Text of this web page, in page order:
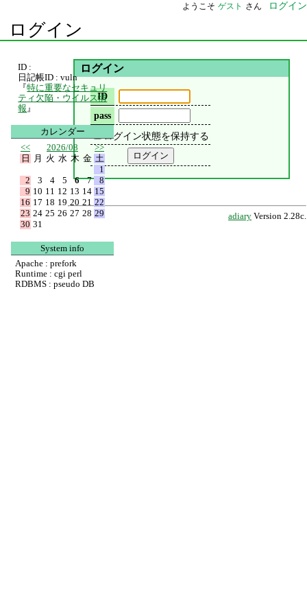
ようこそ ゲスト さん ログイン
ログイン
ログイン
ID
pass
ログイン状態を保持する
adiary Version 2.28c.
ID :
日記帳ID : vuln
『特に重要なセキュリ
ティ欠陥・ウイルス情
報 』
カレンダー
<<
2026/08
>>
日
月 火 水 木 金 土
1
2
3 4 5 6 7
8
9 10 11 12 13 14 15
16 17 18 19 20 21 22
23 24 25 26 27 28 29
30 31
System info
Apache : prefork
Runtime : cgi perl
RDBMS : pseudo DB